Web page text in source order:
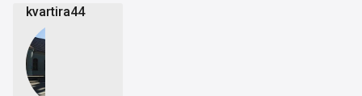
kvartira44